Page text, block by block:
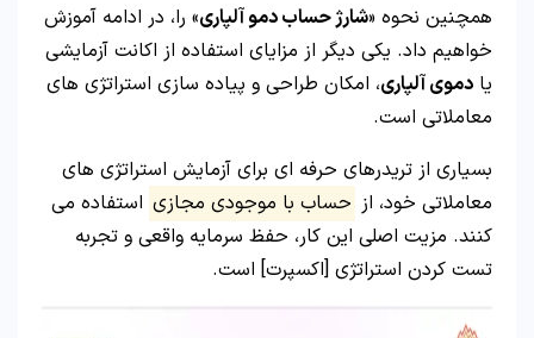
همچنین نحوه «شارژ حساب دمو آلپاری» را، در ادامه آموزش
خواهیم داد. یکی دیگر از مزایای استفاده از اکانت آزمایشی
یا دموی آلپاری، امکان طراحی و پیاده سازی استراتژی های
معاملاتی است.
بسیاری از تریدرهای حرفه ای برای آزمایش استراتژی های
معاملاتی خود، از حساب با موجودی مجازی استفاده می
کنند. مزیت اصلی این کار، حفظ سرمایه واقعی و تجربه
تست کردن استراتژی [اکسپرت] است.